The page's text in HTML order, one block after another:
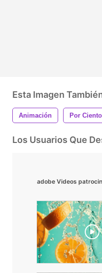
Esta Imagen
Animación Por Ciento
Los Usuarios Que
adobe Videos